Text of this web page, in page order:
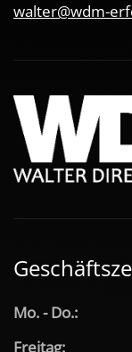
walter@wdm-
Mo. - Do.:
Freitag: